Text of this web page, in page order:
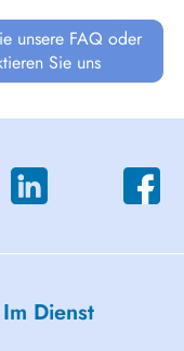
unsere FAQ oder
Sie uns
Im Dienst